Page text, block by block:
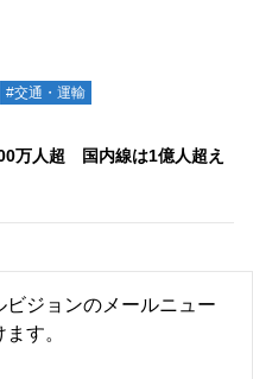
#交通・運輸
万人超 国内線は1億人超え
ジョンのメールニュー
す。